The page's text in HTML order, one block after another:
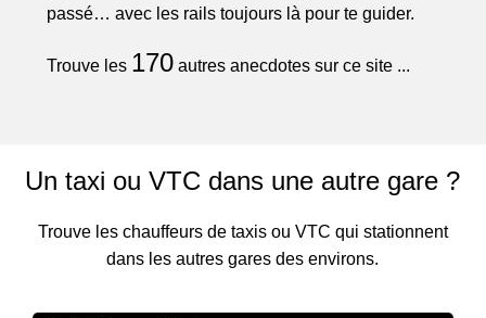
passé… avec les rails toujours là pour te guider.
Trouve les 170autres anecdotes sur ce site ...
Un taxi ou VTC dans une autre gare ?
Trouve les chauffeurs de taxis ou VTC qui stationnent
dans les autres gares des environs.